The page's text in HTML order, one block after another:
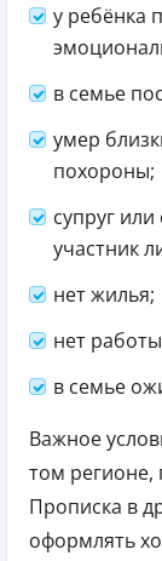
у ребёнка
в семье
умер
похороны;
супруг
участник
нет жилья;
нет
в семье
Важное
том регионе,
Прописка в
оформлять